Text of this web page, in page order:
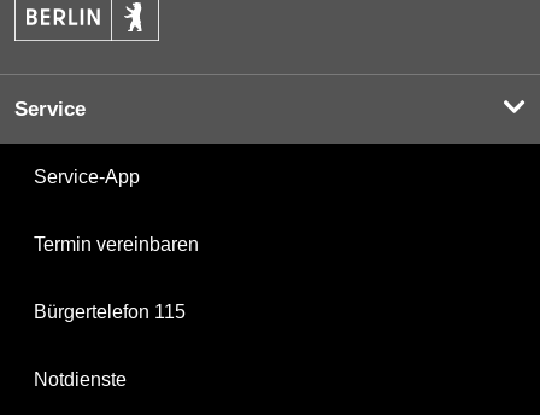
Service
Service-App
Termin vereinbaren
Bürgertelefon 115
Notdienste